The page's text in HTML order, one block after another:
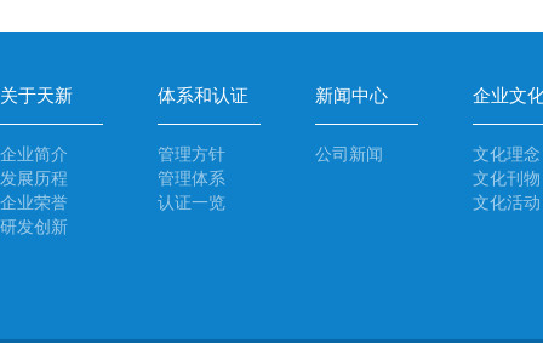
关于天新
企业简介
发展历程
企业荣誉
研发创新
体系和认证
管理方针
管理体系
认证一览
新闻中心
公司新闻
企业文
文化理念
文化刊物
文化活动